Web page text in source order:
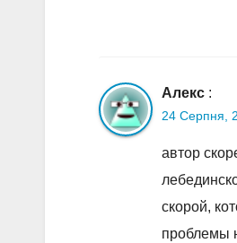
Алекс :
24 Серпня,
автор
скорой,
проблемы